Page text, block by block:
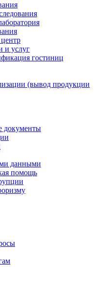
и услуг
гостиниц
(вывод продукции
документы
данными
помощь